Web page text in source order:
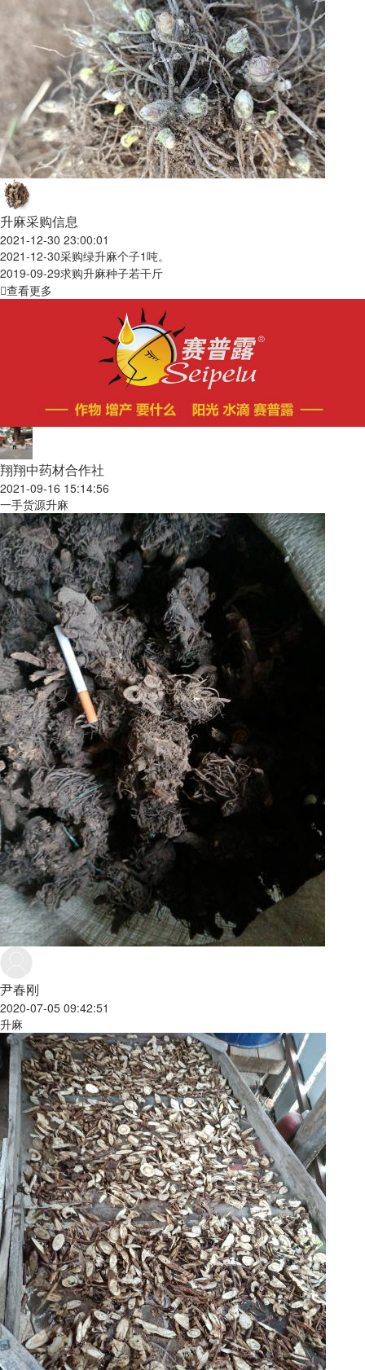
升麻采购信息
2021-12-30 23:00:01
2021-12-30采购绿升麻个子1吨。
2019-09-29求购升麻种子若干斤
查看更多
翔翔中药材合作社
2021-09-16 15:14:56
一手货源升麻
尹春刚
2020-07-05 09:42:51
升麻